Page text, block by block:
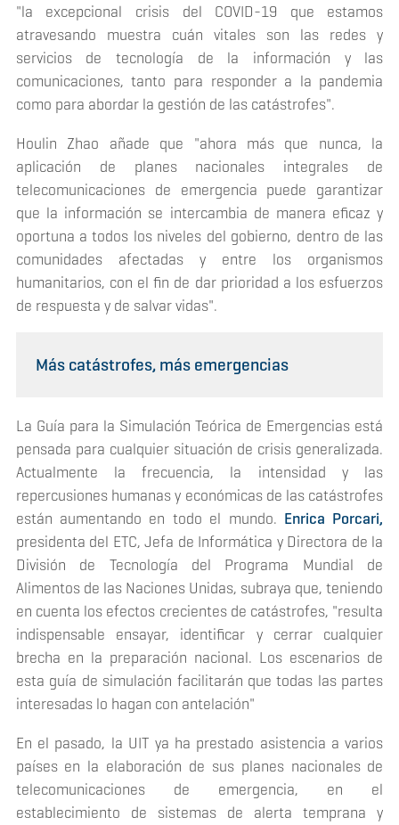
"la excepcional crisis del COVID-19 que estamos
atravesando muestra cuán vitales son las redes y
servicios de tecnología de la información y las
comunicaciones, tanto para responder a la pandemia
como para abordar la gestión de las catástrofes".
Houlin Zhao añade que "ahora más que nunca, la
aplicación de planes nacionales integrales de
telecomunicaciones de emergencia puede garantizar
que la información se intercambia de manera eficaz y
oportuna a todos los niveles del gobierno, dentro de las
comunidades afectadas y entre los organismos
humanitarios, con el fin de dar prioridad a los esfuerzos
de respuesta y de salvar vidas".
Más catástrofes, más emergencias
La Guía para la Simulación Teórica de Emergencias está
pensada para cualquier situación de crisis generalizada.
Actualmente la frecuencia, la intensidad y las
repercusiones humanas y económicas de las catástrofes
están aumentando en todo el mundo. Enrica Porcari,
presidenta del ETC, Jefa de Informática y Directora de la
División de Tecnología del Programa Mundial de
Alimentos de las Naciones Unidas, subraya que, teniendo
en cuenta los efectos crecientes de catástrofes, "resulta
indispensable ensayar, identificar y cerrar cualquier
brecha en la preparación nacional. Los escenarios de
esta guía de simulación facilitarán que todas las partes
interesadas lo hagan con antelación"
En el pasado, la UIT ya ha prestado asistencia a varios
países en la elaboración de sus planes nacionales de
telecomunicaciones de emergencia, en el
establecimiento de sistemas de alerta temprana y